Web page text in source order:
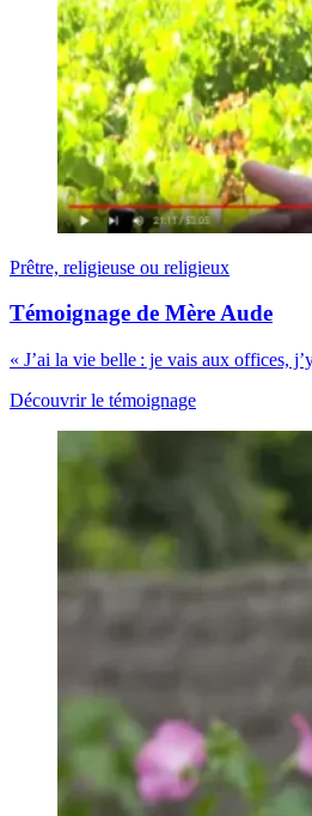
Prêtre, religieuse ou religieux
Témoignage de Mère Aude
« J’ai la vie belle : je vais aux offices,
Découvrir le témoignage